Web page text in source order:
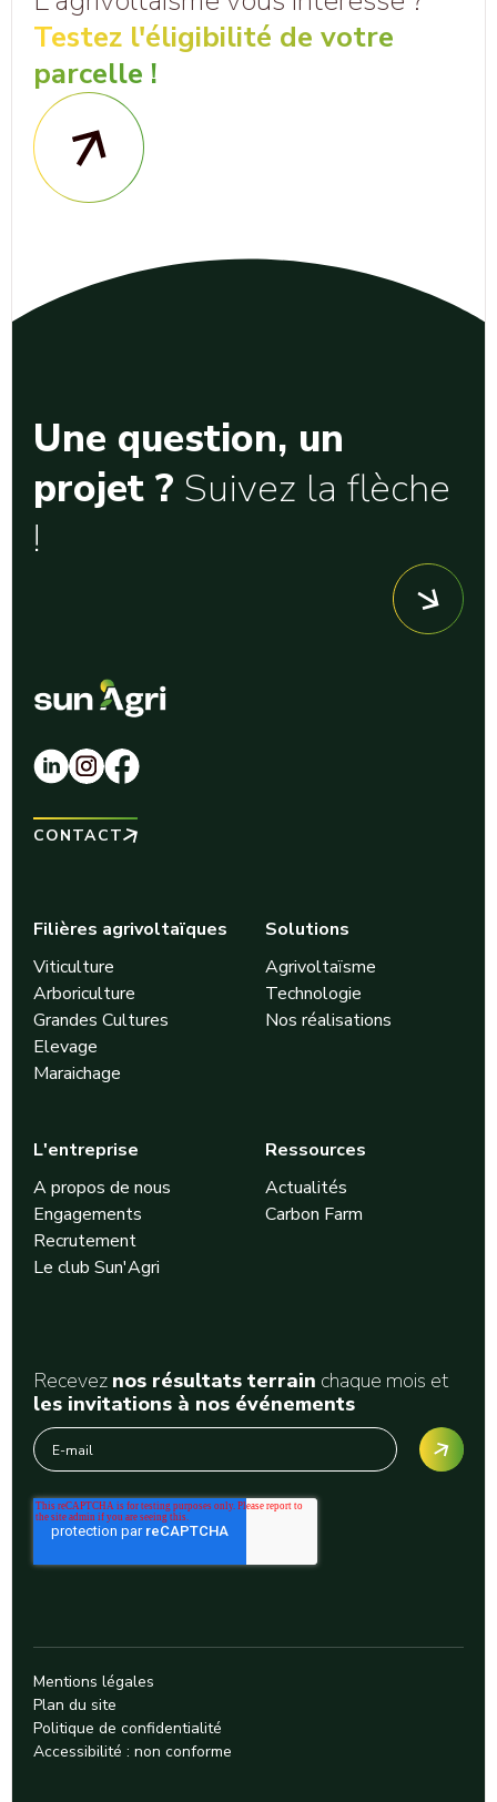
Testez l'éligibilité de votre
parcelle !
Une question, un
projet ? Suivez la flèche
!
CONTACT
Filières agrivoltaïques
Viticulture
Arboriculture
Grandes Cultures
Elevage
Maraichage
Solutions
Agrivoltaïsme
Technologie
Nos réalisations
L'entreprise
A propos de nous
Engagements
Recrutement
Le club Sun'Agri
Ressources
Actualités
Carbon Farm
Recevez nos résultats terrain chaque mois et
les invitations à nos événements
Mentions légales
Plan du site
Politique de confidentialité
Accessibilité : non conforme